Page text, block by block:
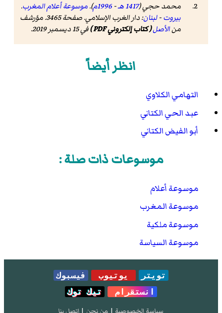
محمد حجي (1417 هـ -1996م ).موسوعة أعلام المغرب.
بيروت-لبنان
: دار الغرب الإسلامي. صفحة 3465. مؤرشف
منالأصل( كتاب إلكتروني PDF ) في 15 ديسمبر 2019.
انظر أيضاً
التهامي الكلاوي
عبد الحي الكتاني
أبو الفيض الكتاني
موسوعات ذات صلة :
موسوعة أعلام
موسوعة المغرب
موسوعة ملكية
موسوعة السياسة
تويتر يوتيوب
فيسبوك
انستقرام
تيك توك